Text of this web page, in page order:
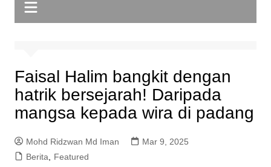
Faisal Halim bangkit dengan
hatrik bersejarah! Daripada
mangsa kepada wira di padang
Mohd Ridzwan Md Iman
Mar 9, 2025
Berita, Featured